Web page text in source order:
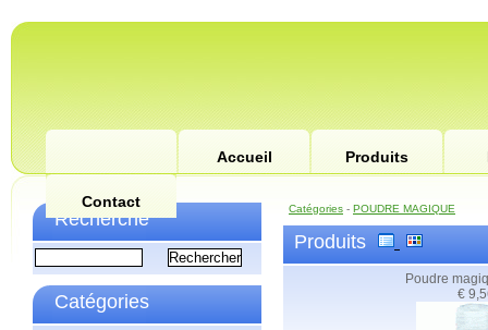
Accueil Produits
Contact
Recherche
Catégories
Catégories - POUDRE MAGIQUE
Produits
Poudre
€